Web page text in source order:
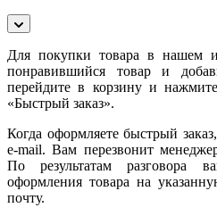
Для покупки товара в нашем
понравившийся товар и
перейдите в корзину и
«Быстрый заказ».
Когда оформляете быстрый
e-mail. Вам перезвонит
По результатам разговора
оформления товара на
почту.